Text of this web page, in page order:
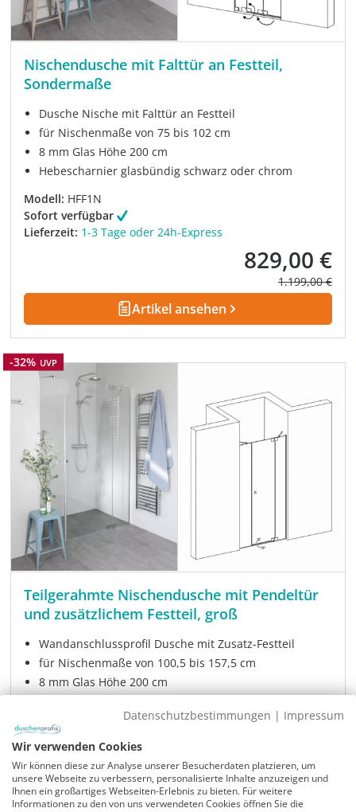
Nischendusche mit Falttür an Festteil,
Sondermaße
Dusche Nische mit Falttür an Festteil
für Nischenmaße von 75 bis 102 cm
8 mm Glas Höhe 200 cm
Hebescharnier glasbündig schwarz oder chrom
Modell: HFF1N
Sofort verfügbar
Lieferzeit: 1-3 Tage oder 24h-Express
Verkaufspreis:
829,00 €
Regulärer
1.199,00 €
Artikel ansehen
Rabatt
-32% UVP
Teilgerahmte Nischendusche mit Pendeltür
und zusätzlichem Festteil, groß
Wandanschlussprofil Dusche mit Zusatz-Festteil
für Nischenmaße von 100,5 bis 157,5 cm
8 mm Glas Höhe 200 cm
Modell: PGXNab100
Sofort verfügbar
Lieferzeit:1-2 Wochen
Verkaufspreis:
849,00 €
Datenschutzbestimmungen | Impressum
Wir verwenden Cookies
Wir können diese zur Analyse unserer Besucherdaten platzieren, um
unsere Webseite zu verbessern, personalisierte Inhalte anzuzeigen und
Ihnen ein großartiges Webseiten-Erlebnis zu bieten. Für weitere
Informationen zu den von uns verwendeten Cookies öffnen Sie die